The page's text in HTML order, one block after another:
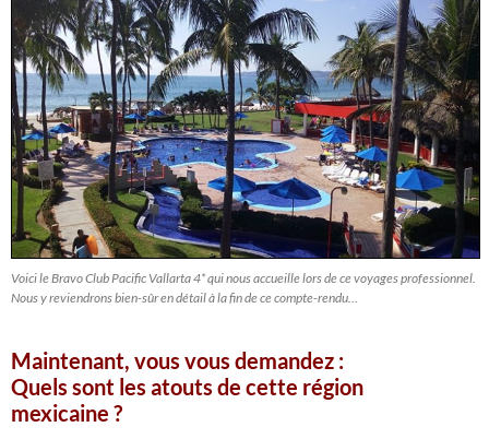
Voici le Bravo Club Pacific Vallarta 4* qui nous accueille lors de ce voyages professionnel.
Nous y reviendrons bien-sûr en détail à la fin de ce compte-rendu…
Maintenant, vous vous demandez :
Quels sont les atouts de cette région
mexicaine ?